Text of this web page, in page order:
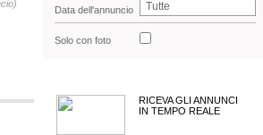
Data dell'annuncio Tutte
Solo con foto
RICEVA GLI ANNUNCI
IN TEMPO REALE